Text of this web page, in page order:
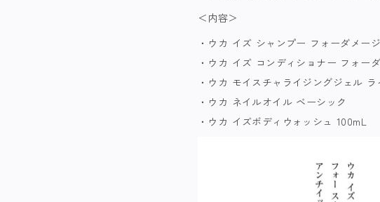
＜内容＞
・ウカ イズ シャンプー フォーダメー
・ウカ イズ コンディショナー フォー
・ウカ モイスチャライジングジェル
・ウカ ネイルオイル ベーシック
・ウカ イズボディウォッシュ 100mL